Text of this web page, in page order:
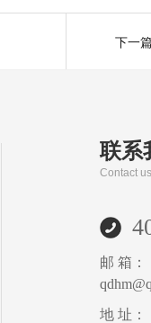
下一
联系
Contact us
邮 箱：
地 址：